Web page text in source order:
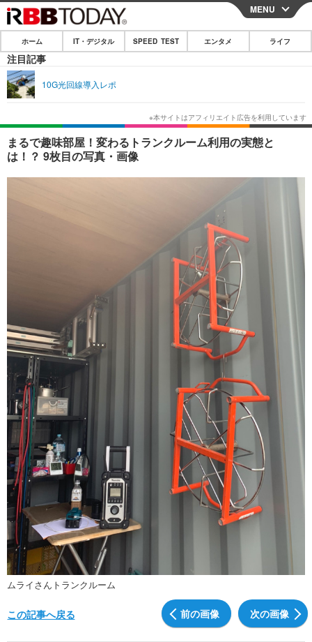
CLOSE
ホーム
IT・デジタル
ネタ ガジェット・ツール
ショッピング
エンタメ
エンタメTOP
スポーツ
ブログ
その他
ショッピング
MENU
ホーム IT・デジタル SPEED TEST エンタメ ライフ
注目記事
10G光回線導入レポ
まるで趣味部屋！変わるトランクルーム利用の実態と
は！？ 9枚目の写真・画像
ムライさんトランクルーム
前の画像 次の画像
この記事へ戻る